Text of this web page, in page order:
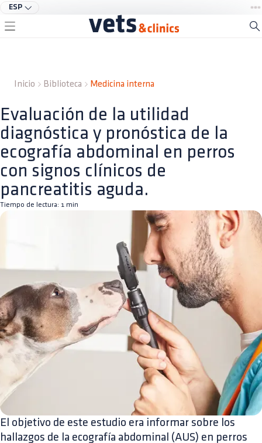
ESP
Inicio Biblioteca Medicina interna
Evaluación de la utilidad
diagnóstica y pronóstica de la
ecografía abdominal en perros
con signos clínicos de
pancreatitis aguda.
Tiempo de lectura: 1 min
El objetivo de este estudio era informar sobre los
hallazgos de la ecografía abdominal (AUS) en perros